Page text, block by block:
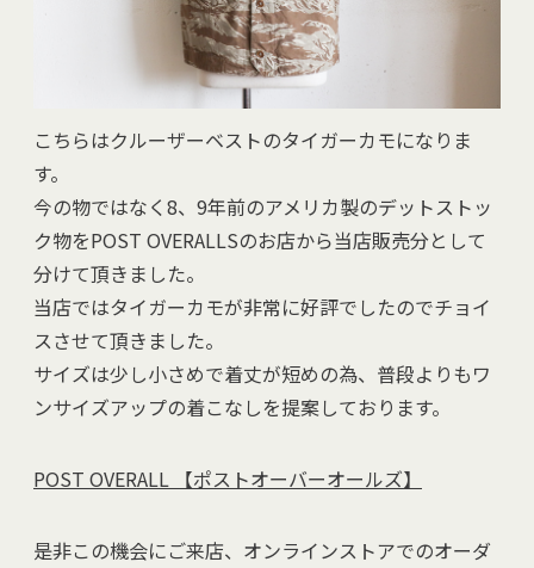
こちらはクルーザーベストのタイガーカモになりま
す。
今の物ではなく8、9年前のアメリカ製のデットストッ
ク物をPOST OVERALLSのお店から当店販売分として
分けて頂きました。
当店ではタイガーカモが非常に好評でしたのでチョイ
スさせて頂きました。
サイズは少し小さめで着丈が短めの為、普段よりもワ
ンサイズアップの着こなしを提案しております。
POST OVERALL 【ポストオーバーオールズ】
是非この機会にご来店、オンラインストアでのオーダ